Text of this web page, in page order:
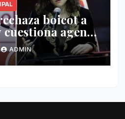
boicot a
cuestiona agenda
española
ADMIN